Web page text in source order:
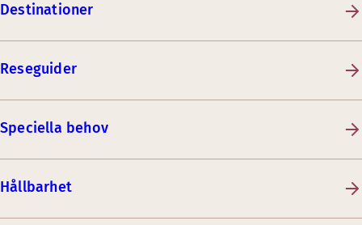
Destinationer
Reseguider
Speciella behov
Hållbarhet